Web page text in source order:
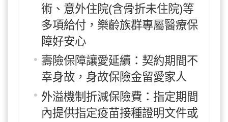
術、意外住院(含骨折未住院)等
多項給付，樂齡族群專屬醫療保
障好安心
壽險保障讓愛延續：契約期間不
幸身故，身故保險金留愛家人
外溢機制折減保險費：指定期間
內提供指定疫苗接種證明文件或